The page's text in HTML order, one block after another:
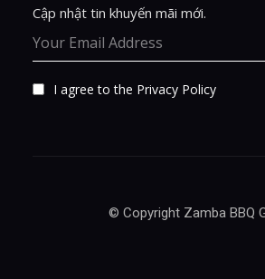
Cập nhật tin khuyến mãi mới.
I agree to the Privacy Policy
© Copyright Zamba BBQ